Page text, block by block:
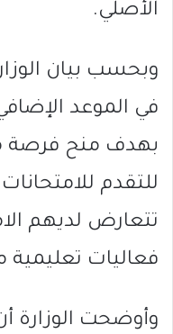
الأصلي.
وبحسب بيان
بهدف منح فرصة
للتقدم
تتعارض لديهم
فعاليات
وأوضحت الوزارة